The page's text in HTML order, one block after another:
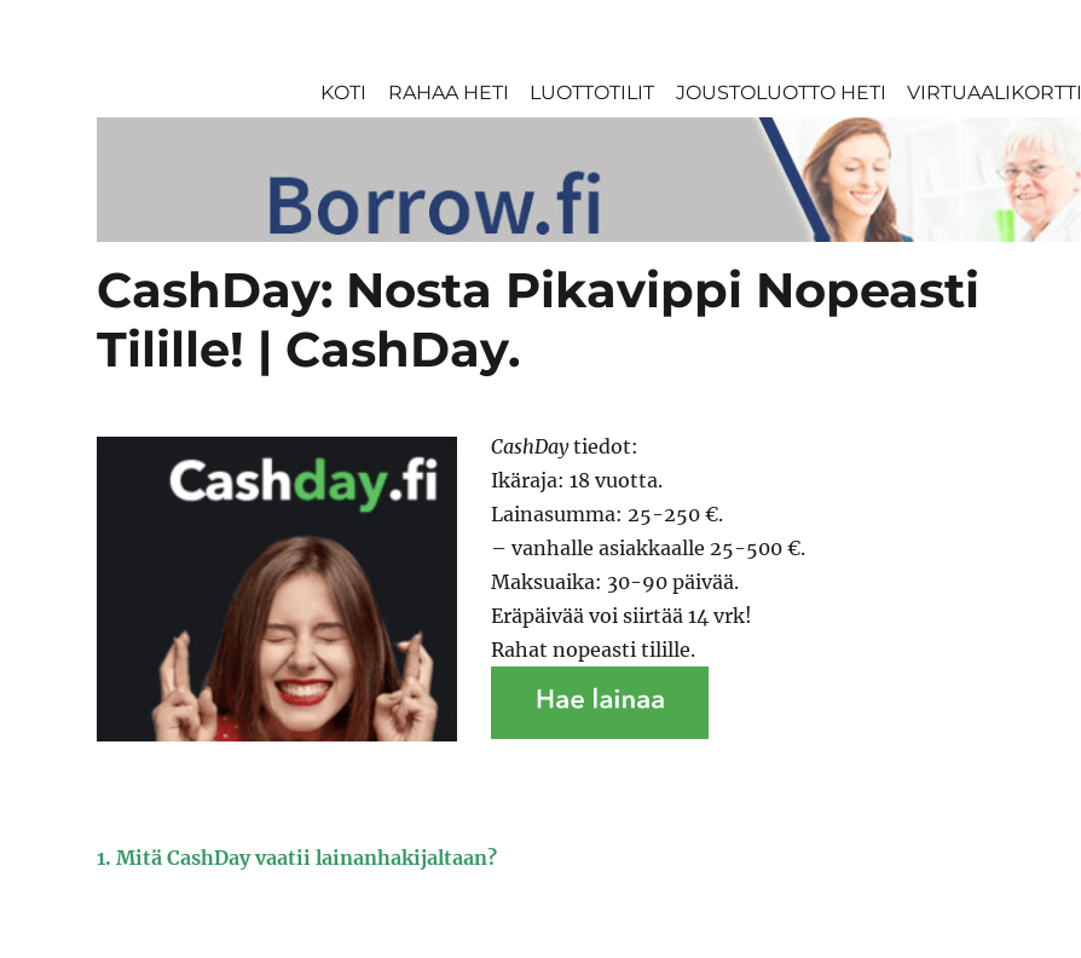
KOTI RAHAA HETI LUOTTOTILIT JOUSTOLUOTTO HETI VIRTUAALIKORTTI
CashDay: Nosta Pikavippi Nopeasti
Tilille! | CashDay.
CashDaytiedot:
Ikäraja: 18 vuotta.
Lainasumma: 25-250 €.
– vanhalle asiakkaalle 25-500 €.
Maksuaika: 30-90 päivää.
Eräpäivää voi siirtää 14 vrk!
Rahat nopeasti tilille.
1. Mitä CashDay vaatii lainanhakijaltaan?